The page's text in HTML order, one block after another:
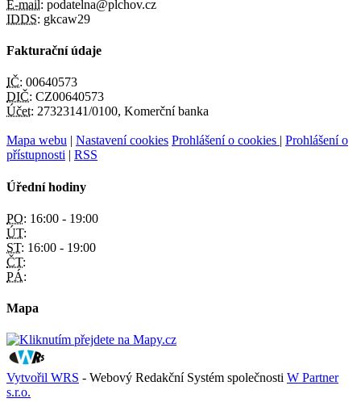
E-mail: podatelna@plchov.cz
IDDS: gkcaw29
Fakturační údaje
IČ: 00640573
DIČ: CZ00640573
Účet: 27323141/0100, Komerční banka
Mapa webu | Nastavení cookies Prohlášení o cookies | Prohlášení o
přístupnosti | RSS
Úřední hodiny
PO: 16:00 - 19:00
ÚT:
ST: 16:00 - 19:00
ČT:
PÁ:
Mapa
Vytvořil WRS - Webový Redakční Systém společnosti W Partner
s.r.o.